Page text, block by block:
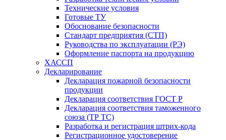
Технические условия
Готовые ТУ
Обоснование безопасности
Стандарт предприятия (СТП)
Руководства по эксплуатации (РЭ)
Оформление паспорта на продукцию
ХАССП
Декларирование
Декларация пожарной безопасности
продукции
Декларация соответствия ГОСТ Р
Декларация соответствия таможенного
союза (ТР ТС)
Разработка и регистрация штрих-кода
Регистрационное удостоверение